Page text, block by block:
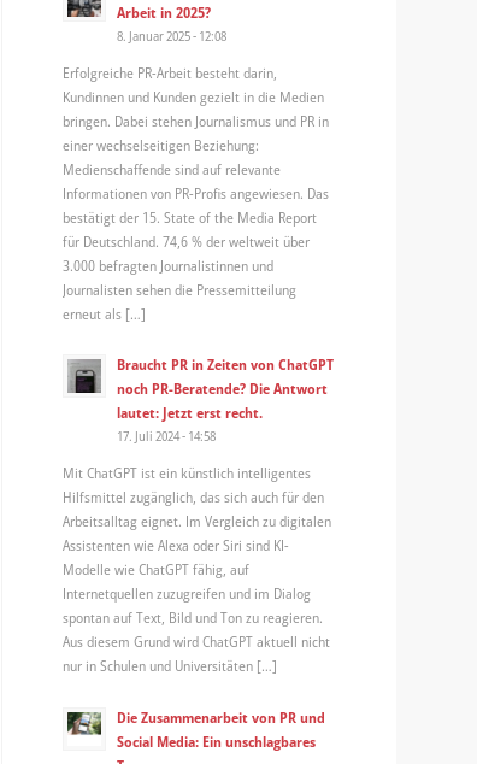
Arbeit in 2025?
8. Januar 2025 - 12:08
Erfolgreiche PR-Arbeit besteht darin,
Kundinnen und Kunden gezielt in die Medien
bringen. Dabei stehen Journalismus und PR in
einer wechselseitigen Beziehung:
Medienschaffende sind auf relevante
Informationen von PR-Profis angewiesen. Das
bestätigt der 15. State of the Media Report
für Deutschland. 74,6 % der weltweit über
3.000 befragten Journalistinnen und
Journalisten sehen die Pressemitteilung
erneut als […]
Braucht PR in Zeiten von ChatGPT
noch PR-Beratende? Die Antwort
lautet: Jetzt erst recht.
17. Juli 2024 - 14:58
Mit ChatGPT ist ein künstlich intelligentes
Hilfsmittel zugänglich, das sich auch für den
Arbeitsalltag eignet. Im Vergleich zu digitalen
Assistenten wie Alexa oder Siri sind KI-
Modelle wie ChatGPT fähig, auf
Internetquellen zuzugreifen und im Dialog
spontan auf Text, Bild und Ton zu reagieren.
Aus diesem Grund wird ChatGPT aktuell nicht
nur in Schulen und Universitäten […]
Die Zusammenarbeit von PR und
Social Media: Ein unschlagbares